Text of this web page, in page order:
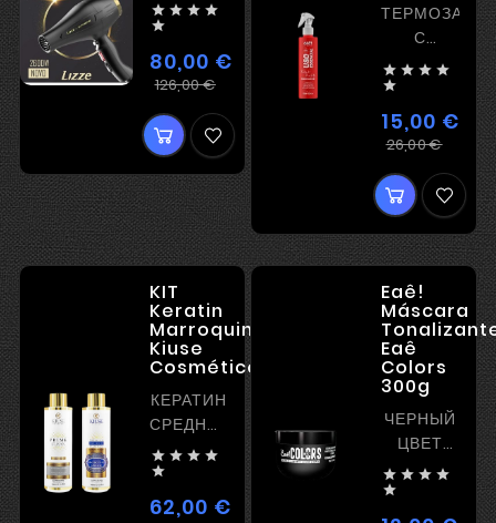
   

80,00 €
126,00 €
Регулярная
цена
Цена
С
   

15,00 €
26,00 €
цена
Цена
KIT
Keratin
Marroquina
Kiuse
Cosméticos,2*1L
КЕРАТИН
СРЕДНЕЙ
МОЩНОСТИ
   

62,00 €
Eaê!
Máscara
Eaê
Colors
300g
ЧЕРНЫЙ
ЦВЕТ
ЭФФЕКТ
2.5 - 4
НЕДЕЛИ
   
